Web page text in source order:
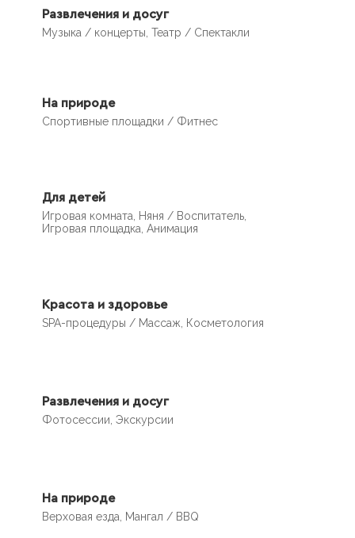
Развлечения и досуг
Музыка / концерты, Театр / Спектакли
На природе
Спортивные площадки / Фитнес
Для детей
Игровая комната, Няня / Воспитатель,
Игровая площадка, Анимация
Красота и здоровье
SPA-процедуры / Массаж, Косметология
Развлечения и досуг
Фотосессии, Экскурсии
На природе
Верховая езда, Мангал / BBQ